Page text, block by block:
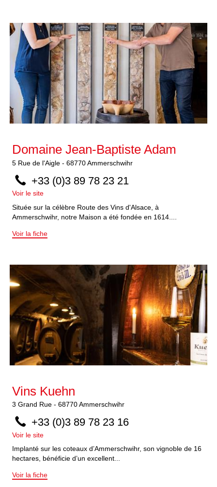
Domaine Jean-Baptiste Adam
5 Rue de l'Aigle - 68770Ammerschwihr
+33 (0)3 89 78 23 21
Voir le site
Située sur la célèbre Route des Vins d'Alsace, à
Ammerschwihr, notre Maison a été fondée en 1614....
Voir la fiche
Vins Kuehn
3 Grand Rue - 68770Ammerschwihr
+33 (0)3 89 78 23 16
Voir le site
Implanté sur les coteaux d’Ammerschwihr, son vignoble de 16
hectares, bénéficie d’un excellent...
Voir la fiche